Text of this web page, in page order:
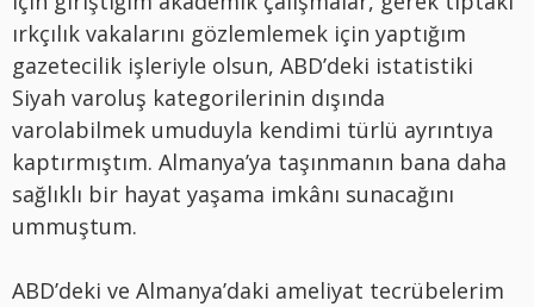
ırkçılık vakalarını gözlemlemek için yaptığım
gazetecilik işleriyle olsun, ABD’deki istatistiki
Siyah varoluş kategorilerinin dışında
varolabilmek umuduyla kendimi türlü ayrıntıya
kaptırmıştım. Almanya’ya taşınmanın bana daha
sağlıklı bir hayat yaşama imkânı sunacağını
ummuştum.
ABD’deki ve Almanya’daki ameliyat tecrübelerim